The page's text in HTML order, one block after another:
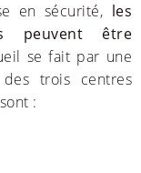
en sécurité, les
peuvent être
se fait par une
trois centres
: